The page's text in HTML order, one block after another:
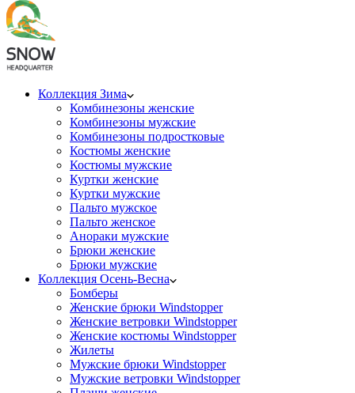
Коллекция Зима
Комбинезоны женские
Комбинезоны мужские
Комбинезоны подростковые
Костюмы женские
Костюмы мужские
Куртки женские
Куртки мужские
Пальто мужское
Пальто женское
Анораки мужские
Брюки женские
Брюки мужские
Коллекция Осень-Весна
Бомберы
Женские брюки Windstopper
Женские ветровки Windstopper
Женские костюмы Windstopper
Жилеты
Мужские брюки Windstopper
Мужские ветровки Windstopper